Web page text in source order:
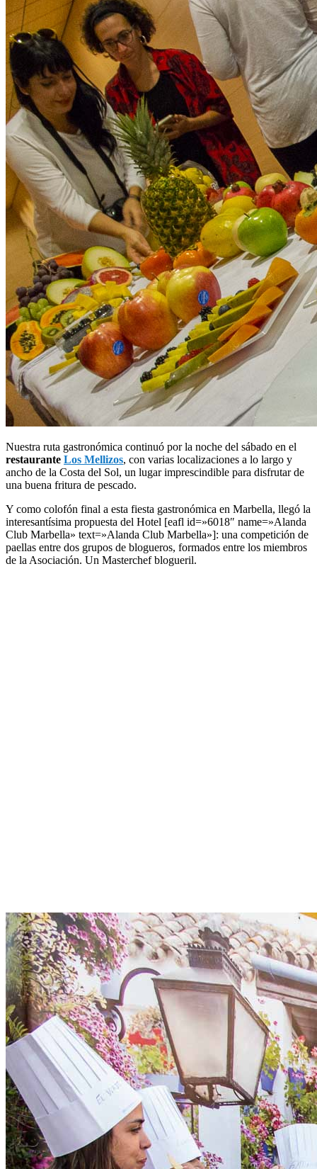
Nuestra ruta gastronómica continuó por la noche del sábado en el
restaurante Los Mellizos, con varias localizaciones a lo largo y
ancho de la Costa del Sol, un lugar imprescindible para disfrutar de
una buena fritura de pescado.
Y como colofón final a esta fiesta gastronómica en Marbella, llegó la
interesantísima propuesta del Hotel [eafl id=»6018″ name=»Alanda
Club Marbella» text=»Alanda Club Marbella»]: una competición de
paellas entre dos grupos de blogueros, formados entre los miembros
de la Asociación. Un Masterchef blogueril.